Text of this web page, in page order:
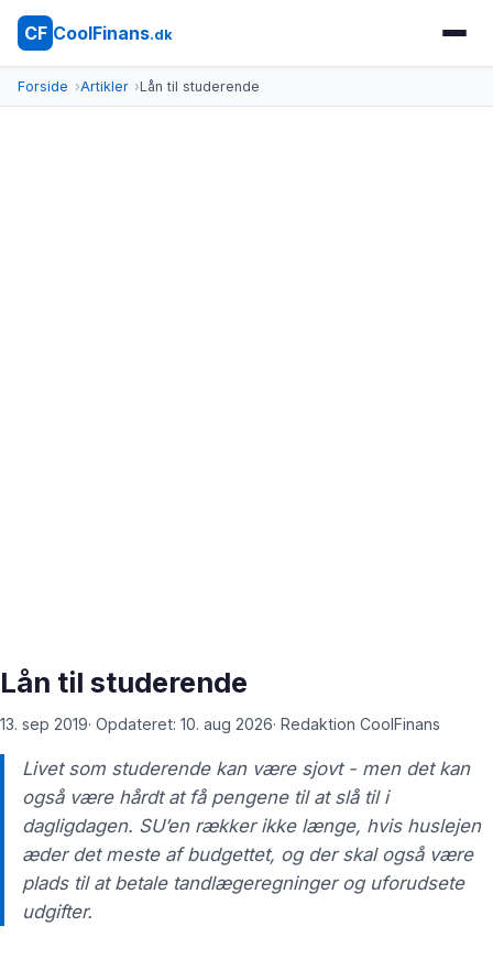
CF CoolFinans.dk
Forside Artikler Lån til studerende
Lån til studerende
13. sep 2019· Opdateret: 10. aug 2026· Redaktion CoolFinans
Livet som studerende kan være sjovt - men det kan
også være hårdt at få pengene til at slå til i
dagligdagen. SU’en rækker ikke længe, hvis huslejen
æder det meste af budgettet, og der skal også være
plads til at betale tandlægeregninger og uforudsete
udgifter.